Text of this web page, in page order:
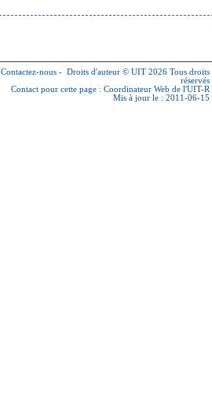
Contactez-nous - Droits d'auteur © UIT 2026 Tous droits
réservés
Contact pour cette page : Coordinateur Web de l'UIT-R
Mis à jour le : 2011-06-15